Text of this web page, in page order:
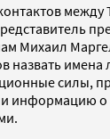
между
Михаил
назвать
силы,
информацию о